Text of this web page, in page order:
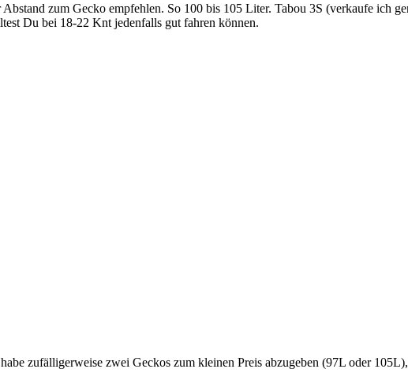
zum Gecko empfehlen. So 100 bis 105 Liter. Tabou 3S (verkaufe ich
Du bei 18-22 Knt jedenfalls gut fahren können.
zufälligerweise zwei Geckos zum kleinen Preis abzugeben (97L oder